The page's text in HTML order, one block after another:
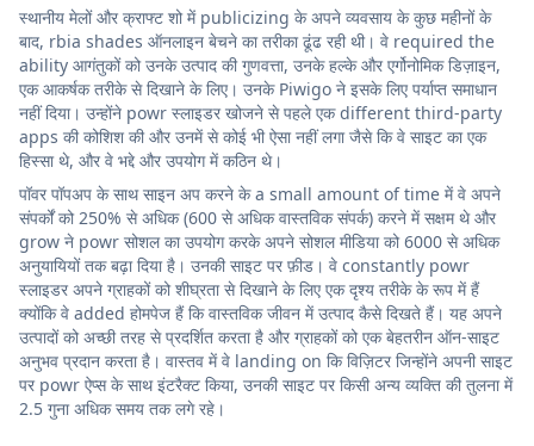
स्थानीय मेलों और क्राफ्ट शो में publicizing के अपने व्यवसाय के कुछ महीनों के
बाद, rbia shades ऑनलाइन बेचने का तरीका ढूंढ रही थी। वे required the
ability आगंतुकों को उनके उत्पाद की गुणवत्ता, उनके हल्के और एर्गोनोमिक डिज़ाइन,
एक आकर्षक तरीके से दिखाने के लिए। उनके Piwigo ने इसके लिए पर्याप्त समाधान
नहीं दिया। उन्होंने powr स्लाइडर खोजने से पहले एक different third-party
apps की कोशिश की और उनमें से कोई भी ऐसा नहीं लगा जैसे कि वे साइट का एक
हिस्सा थे, और वे भद्दे और उपयोग में कठिन थे।
पॉवर पॉपअप के साथ साइन अप करने के a small amount of time में वे अपने
संपर्कों को 250% से अधिक (600 से अधिक वास्तविक संपर्क) करने में सक्षम थे और
grow ने powr सोशल का उपयोग करके अपने सोशल मीडिया को 6000 से अधिक
अनुयायियों तक बढ़ा दिया है। उनकी साइट पर फ़ीड। वे constantly powr
स्लाइडर अपने ग्राहकों को शीघ्रता से दिखाने के लिए एक दृश्य तरीके के रूप में हैं
क्योंकि वे added होमपेज हैं कि वास्तविक जीवन में उत्पाद कैसे दिखते हैं। यह अपने
उत्पादों को अच्छी तरह से प्रदर्शित करता है और ग्राहकों को एक बेहतरीन ऑन-साइट
अनुभव प्रदान करता है। वास्तव में वे landing on कि विज़िटर जिन्होंने अपनी साइट
पर powr ऐप्स के साथ इंटरैक्ट किया, उनकी साइट पर किसी अन्य व्यक्ति की तुलना में
2.5 गुना अधिक समय तक लगे रहे।